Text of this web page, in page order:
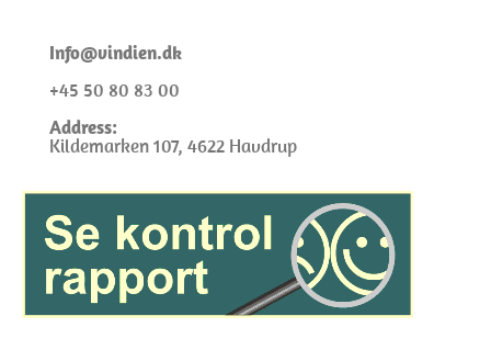
Info@vindien.dk
+45 50 80 83 00
Address:
Kildemarken 107, 4622 Havdrup